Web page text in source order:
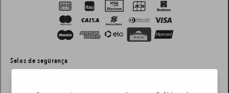
Selos de segurança